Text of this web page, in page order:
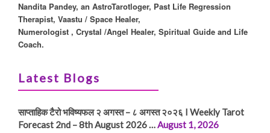
Nandita Pandey, an AstroTarotloger, Past Life Regression
Therapist, Vaastu / Space Healer,
Numerologist , Crystal /Angel Healer, Spiritual Guide and Life
Coach.
Latest Blogs
साप्ताहिक टैरो भविष्यफल २ अगस्त – ८ अगस्त २०२६ I Weekly Tarot
Forecast 2nd – 8th August 2026 …August 1, 2026